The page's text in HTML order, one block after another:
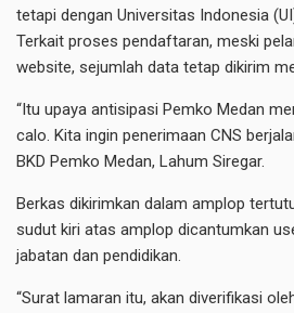
tetapi dengan Universitas Indonesia
Terkait proses pendaftaran, meski
website, sejumlah data tetap dikirim
“Itu upaya antisipasi Pemko Medan
calo. Kita ingin penerimaan CNS
BKD Pemko Medan, Lahum Siregar.
Berkas dikirimkan dalam amplop
sudut kiri atas amplop dicantumkan
jabatan dan pendidikan.
“Surat lamaran itu, akan diverifikasi